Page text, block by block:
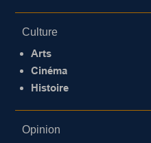
Culture
Arts
Cinéma
Histoire
Opinion